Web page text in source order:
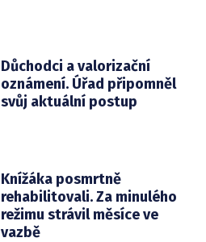
Důchodci a valorizační
oznámení. Úřad připomněl
svůj aktuální postup
Knížáka posmrtně
rehabilitovali. Za minulého
režimu strávil měsíce ve
vazbě